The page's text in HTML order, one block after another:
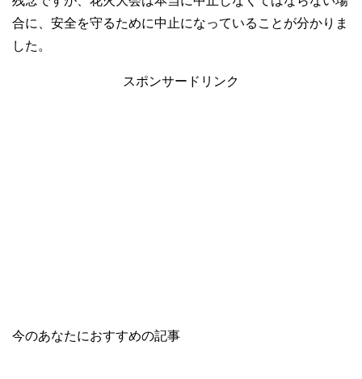
合に、安全を守るために中止になっていることが分かりま
した。
スポンサードリンク
今のあなたにおすすめの記事